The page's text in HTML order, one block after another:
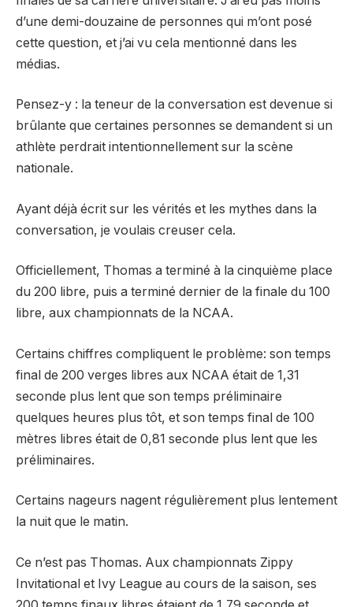
d’une demi-douzaine de personnes qui m’ont posé
cette question, et j’ai vu cela mentionné dans les
médias.
Pensez-y : la teneur de la conversation est devenue si
brûlante que certaines personnes se demandent si un
athlète perdrait intentionnellement sur la scène
nationale.
Ayant déjà écrit sur les vérités et les mythes dans la
conversation, je voulais creuser cela.
Officiellement, Thomas a terminé à la cinquième place
du 200 libre, puis a terminé dernier de la finale du 100
libre, aux championnats de la NCAA.
Certains chiffres compliquent le problème: son temps
final de 200 verges libres aux NCAA était de 1,31
seconde plus lent que son temps préliminaire
quelques heures plus tôt, et son temps final de 100
mètres libres était de 0,81 seconde plus lent que les
préliminaires.
Certains nageurs nagent régulièrement plus lentement
la nuit que le matin.
Ce n’est pas Thomas. Aux championnats Zippy
Invitational et Ivy League au cours de la saison, ses